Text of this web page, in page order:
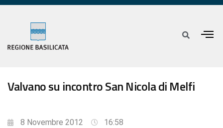
Valvano su incontro San Nicola di Melfi
8 Novembre 2012 16:58